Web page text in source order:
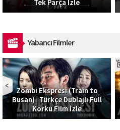
Tek Parça İzle
Yabancı Filmler
Zombi Ekspresi (Train to
Busan) | Türkçe Dublajlı Full
Korku Film İzle